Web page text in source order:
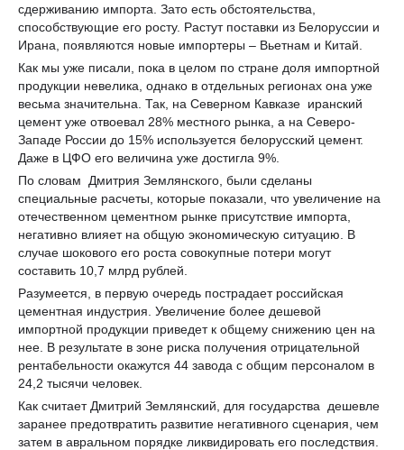
сдерживанию импорта. Зато есть обстоятельства,
способствующие его росту. Растут поставки из Белоруссии и
Ирана, появляются новые импортеры – Вьетнам и Китай.
Как мы уже писали, пока в целом по стране доля импортной
продукции невелика, однако в отдельных регионах она уже
весьма значительна. Так, на Северном Кавказе иранский
цемент уже отвоевал 28% местного рынка, а на Северо-
Западе России до 15% используется белорусский цемент.
Даже в ЦФО его величина уже достигла 9%.
По словам Дмитрия Землянского, были сделаны
специальные расчеты, которые показали, что увеличение на
отечественном цементном рынке присутствие импорта,
негативно влияет на общую экономическую ситуацию. В
случае шокового его роста совокупные потери могут
составить 10,7 млрд рублей.
Разумеется, в первую очередь пострадает российская
цементная индустрия. Увеличение более дешевой
импортной продукции приведет к общему снижению цен на
нее. В результате в зоне риска получения отрицательной
рентабельности окажутся 44 завода с общим персоналом в
24,2 тысячи человек.
Как считает Дмитрий Землянский, для государства дешевле
заранее предотвратить развитие негативного сценария, чем
затем в авральном порядке ликвидировать его последствия.